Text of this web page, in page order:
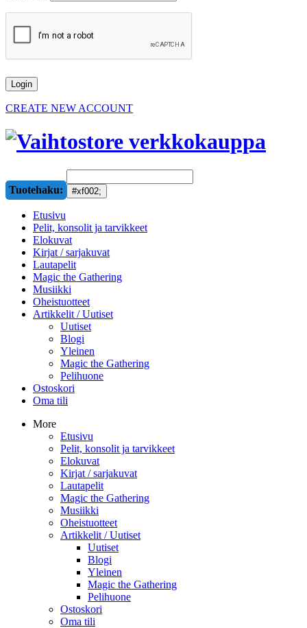
CREATE NEW ACCOUNT
Tuotehaku:
Etusivu
Pelit, konsolit ja tarvikkeet
Elokuvat
Kirjat / sarjakuvat
Lautapelit
Magic the Gathering
Musiikki
Oheistuotteet
Artikkelit / Uutiset
Uutiset
Blogi
Yleinen
Magic the Gathering
Pelihuone
Ostoskori
Oma tili
More
Etusivu
Pelit, konsolit ja tarvikkeet
Elokuvat
Kirjat / sarjakuvat
Lautapelit
Magic the Gathering
Musiikki
Oheistuotteet
Artikkelit / Uutiset
Uutiset
Blogi
Yleinen
Magic the Gathering
Pelihuone
Ostoskori
Oma tili